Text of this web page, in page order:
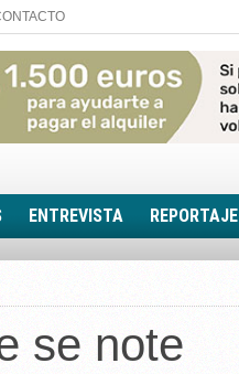
ENTREVISTA REPORTAJE
se note